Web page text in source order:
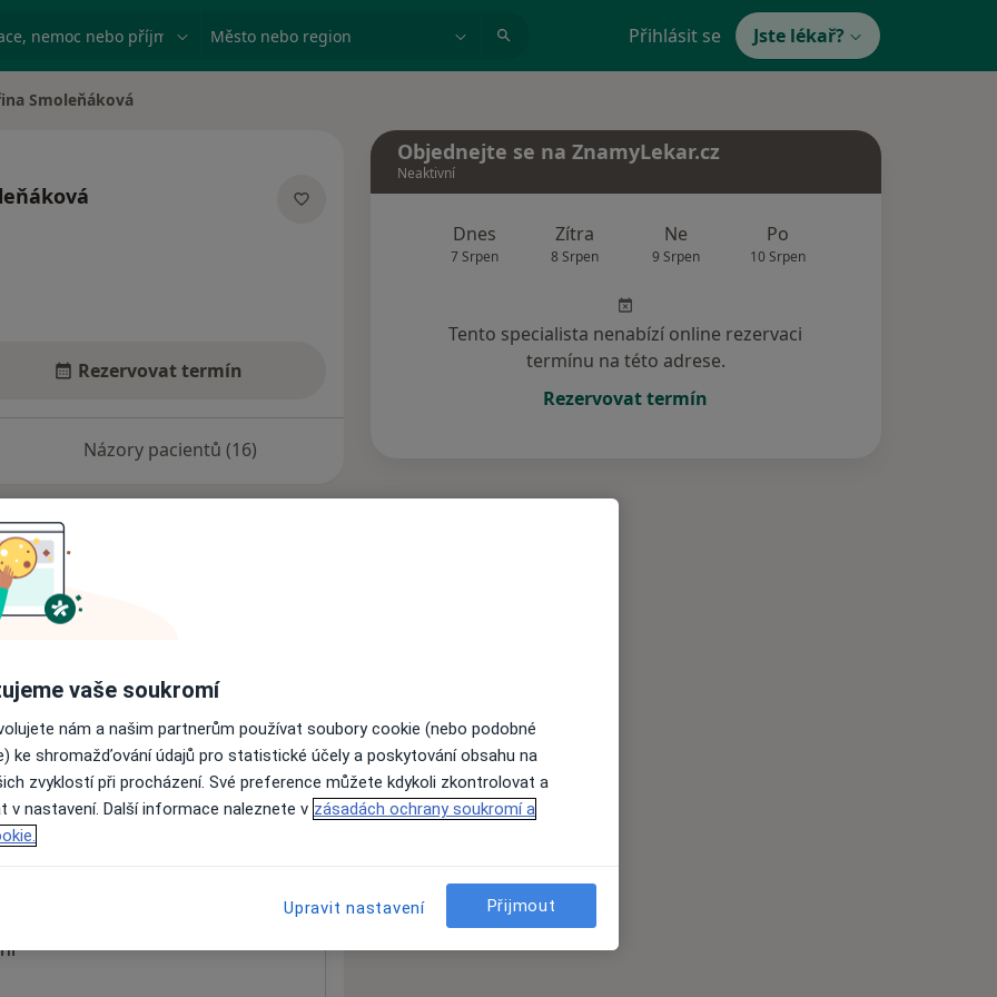
nemoc nebo příjmení Město nebo region Přihlásit se Jste lékař?
Smoleňáková
Rezervovat termín
Názory pacientů (16)
nejsou k dispozici
informace o svých službách.
Objednejte se na ZnamyLekar.cz
Neaktivní
Dnes
7 Srpen
Zítra
8 Srpen
Ne
9 Srpen
Po
10 Srpen
Tento specialista nenabízí online rezervaci
termínu na této adrese.
Rezervovat termín
vaše soukromí
nám a našim partnerům používat soubory cookie (nebo podobné
ke shromažďování údajů pro statistické účely a poskytování obsahu na
zvyklostí při procházení. Své preference můžete kdykoli zkontrolovat a
v nastavení. Další informace naleznete v zásadách ochrany soukromí a
Upravit nastavení Přijmout